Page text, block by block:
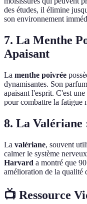
des études, il élimine
son environnement
7. La Menthe
Apaisant
La menthe poivrée
dynamisantes. Son
apaisant l'esprit. C'est
pour combattre la fatigue
8. La
La valériane, souvent
calmer le système
Harvard a montré que
amélioration de la qualité
📺 Ressource